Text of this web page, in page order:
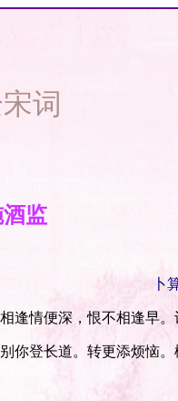
词
监
卜
逢情便深，恨不相逢早。
你登长道。转更添烦恼。